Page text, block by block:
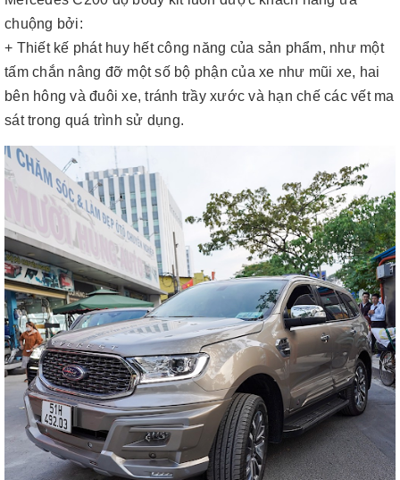
chuộng bởi:
+ Thiết kế phát huy hết công năng của sản phẩm, như một
tấm chắn nâng đỡ một số bộ phận của xe như mũi xe, hai
bên hông và đuôi xe, tránh trầy xước và hạn chế các vết ma
sát trong quá trình sử dụng.